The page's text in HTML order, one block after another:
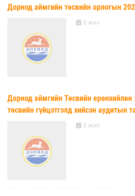
Дорнод аймгийн төсвийн орлогын
5 жил
Дорнод аймгийн Төсвийн ерөнхийлөн
төсвийн гүйцэтгэлд хийсэн аудитын
5 жил